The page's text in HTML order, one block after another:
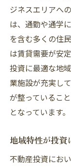
住民満
長期的な投
用法
長期投
市場の
リスク
資産ポ
長期的
成功事
ジネスエリアへ
は、通勤や通学
を含む多くの住
は賃貸需要が安
投資に最適な地
業施設が充実し
が整っているこ
となっています。
地域特性が投資
不動産投資にお